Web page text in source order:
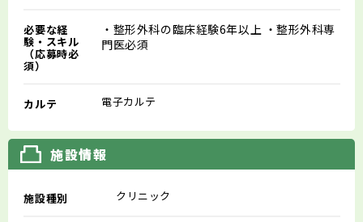
必要な経
験・スキル
（応募時必
須）
・整形外科の臨床経験6年以上 ・整形外科専
門医必須
カルテ 電子カルテ
施設情報
施設種別 クリニック